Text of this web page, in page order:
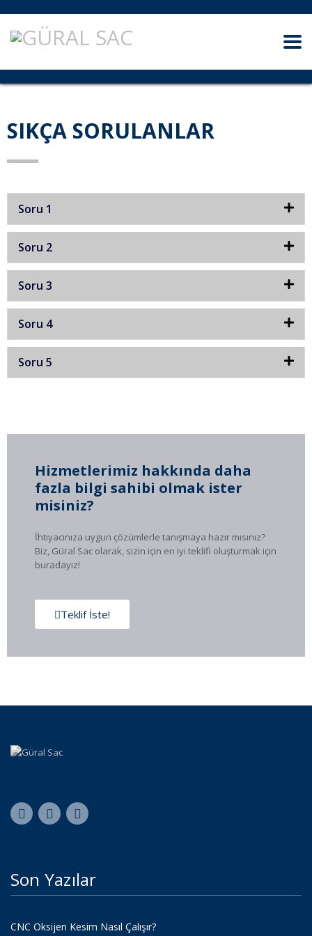
SIKÇA SORULANLAR
Soru 1
Soru 2
Soru 3
Soru 4
Soru 5
Hizmetlerimiz hakkında daha
fazla bilgi sahibi olmak ister
misiniz?
İhtiyacınıza uygun çözümlerle tanışmaya hazır mısınız?
Biz, Güral Sac olarak, sizin için en iyi teklifi oluşturmak için
buradayız!
Teklif İste!
Son Yazılar
CNC Oksijen Kesim Nasıl Çalışır?